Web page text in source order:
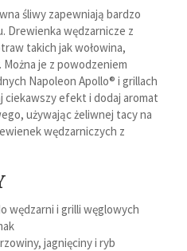
śliwy zapewniają bardzo
Drewienka wędzarnicze z
takich jak wołowina,
je z powodzeniem
Napoleon Apollo® i grillach
ciekawszy efekt i dodaj aromat
używając żeliwnej tacy na
wędzarniczych z
wędzarni i grilli węglowych
jagnięciny i ryb